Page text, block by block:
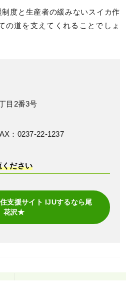
度と生産者の緩みないスイカ作
の道を支えてくれることでしょ
目2番3号
：0237-22-1237
ください
支援サイト IJUするなら尾
花沢★